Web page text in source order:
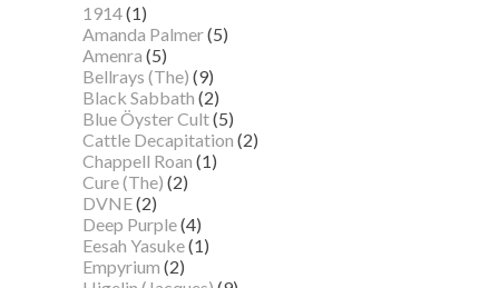
1914(1)
Amanda Palmer(5)
Amenra (5)
Bellrays (The) (9)
Black Sabbath (2)
Blue Öyster Cult(5)
Cattle Decapitation (2)
Chappell Roan (1)
Cure (The) (2)
DVNE(2)
Deep Purple(4)
Eesah Yasuke(1)
Empyrium (2)